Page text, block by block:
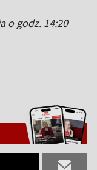
o godz. 14:20